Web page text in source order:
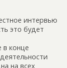
интервью
это будет
конце
на всех